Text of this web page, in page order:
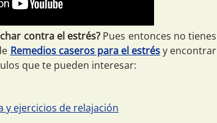
contra el estrés? Pues entonces no tienes
Remedios caseros para el estrésy encontrar
que te pueden interesar:
y ejercicios de relajación